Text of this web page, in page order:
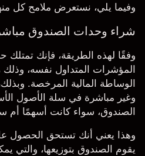
وفيما يلي، نستعرض ملامح كل
شراء وحدات الصندوق
وفقًا لهذه الطريقة، فإنك
المؤشرات المتداول نفسه،
الوساطة المالية المرخصة.
وغير مباشرة في سلة الأصول
الصندوق، سواء كانت أسهمًا أم
وهذا يعني أنك تستحق الحصول
يقوم الصندوق بتوزيعها، والتي